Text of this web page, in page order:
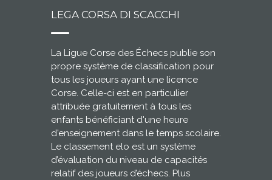
LEGA CORSA DI SCACCHI
La Ligue Corse des Échecs publie son
propre système de classification pour
tous les joueurs ayant une licence
Corse. Celle-ci est en particulier
attribuée gratuitement à tous les
enfants bénéficiant d'une heure
d'enseignement dans le temps scolaire.
Le classement elo est un système
d’évaluation du niveau de capacités
relatif des joueurs d’échecs. Plus